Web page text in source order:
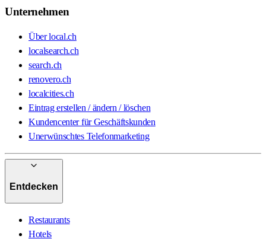
Unternehmen
Über local.ch
localsearch.ch
search.ch
renovero.ch
localcities.ch
Eintrag erstellen / ändern / löschen
Kundencenter für Geschäftskunden
Unerwünschtes Telefonmarketing
Entdecken
Restaurants
Hotels